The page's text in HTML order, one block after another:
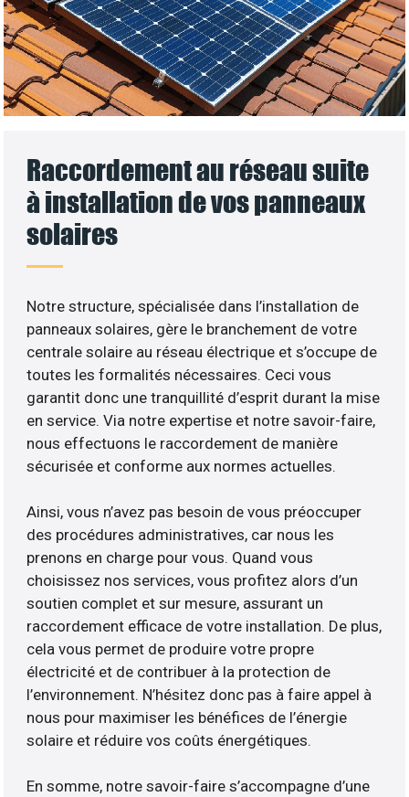
Raccordement au réseau suite
à installation de vos panneaux
solaires
Notre structure, spécialisée dans l’installation de
panneaux solaires, gère le branchement de votre
centrale solaire au réseau électrique et s’occupe de
toutes les formalités nécessaires. Ceci vous
garantit donc une tranquillité d’esprit durant la mise
en service. Via notre expertise et notre savoir-faire,
nous effectuons le raccordement de manière
sécurisée et conforme aux normes actuelles.
Ainsi, vous n’avez pas besoin de vous préoccuper
des procédures administratives, car nous les
prenons en charge pour vous. Quand vous
choisissez nos services, vous profitez alors d’un
soutien complet et sur mesure, assurant un
raccordement efficace de votre installation. De plus,
cela vous permet de produire votre propre
électricité et de contribuer à la protection de
l’environnement. N’hésitez donc pas à faire appel à
nous pour maximiser les bénéfices de l’énergie
solaire et réduire vos coûts énergétiques.
En somme, notre savoir-faire s’accompagne d’une